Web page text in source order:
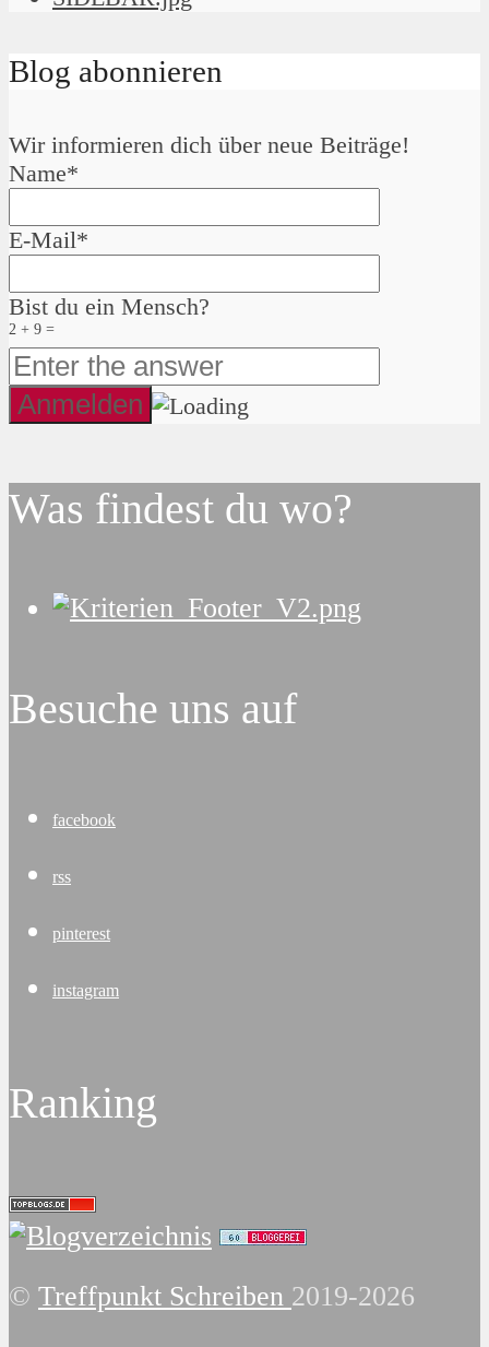
Blog abonnieren
Wir informieren dich über neue Beiträge!
Name*
E-Mail*
Bist du ein Mensch?
2 + 9 =
Was findest du wo?
Besuche uns auf
facebook
rss
pinterest
instagram
Ranking
© Treffpunkt Schreiben 2019-2026